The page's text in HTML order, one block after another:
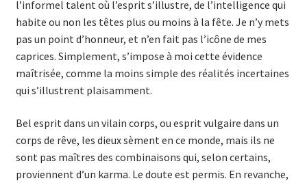
l’informel talent où l’esprit s’illustre, de l’intelligence qui
habite ou non les têtes plus ou moins à la fête. Je n’y mets
pas un point d’honneur, et n’en fait pas l’icône de mes
caprices. Simplement, s’impose à moi cette évidence
maîtrisée, comme la moins simple des réalités incertaines
qui s’illustrent plaisamment.
Bel esprit dans un vilain corps, ou esprit vulgaire dans un
corps de rêve, les dieux sèment en ce monde, mais ils ne
sont pas maîtres des combinaisons qui, selon certains,
proviennent d’un karma. Le doute est permis. En revanche,